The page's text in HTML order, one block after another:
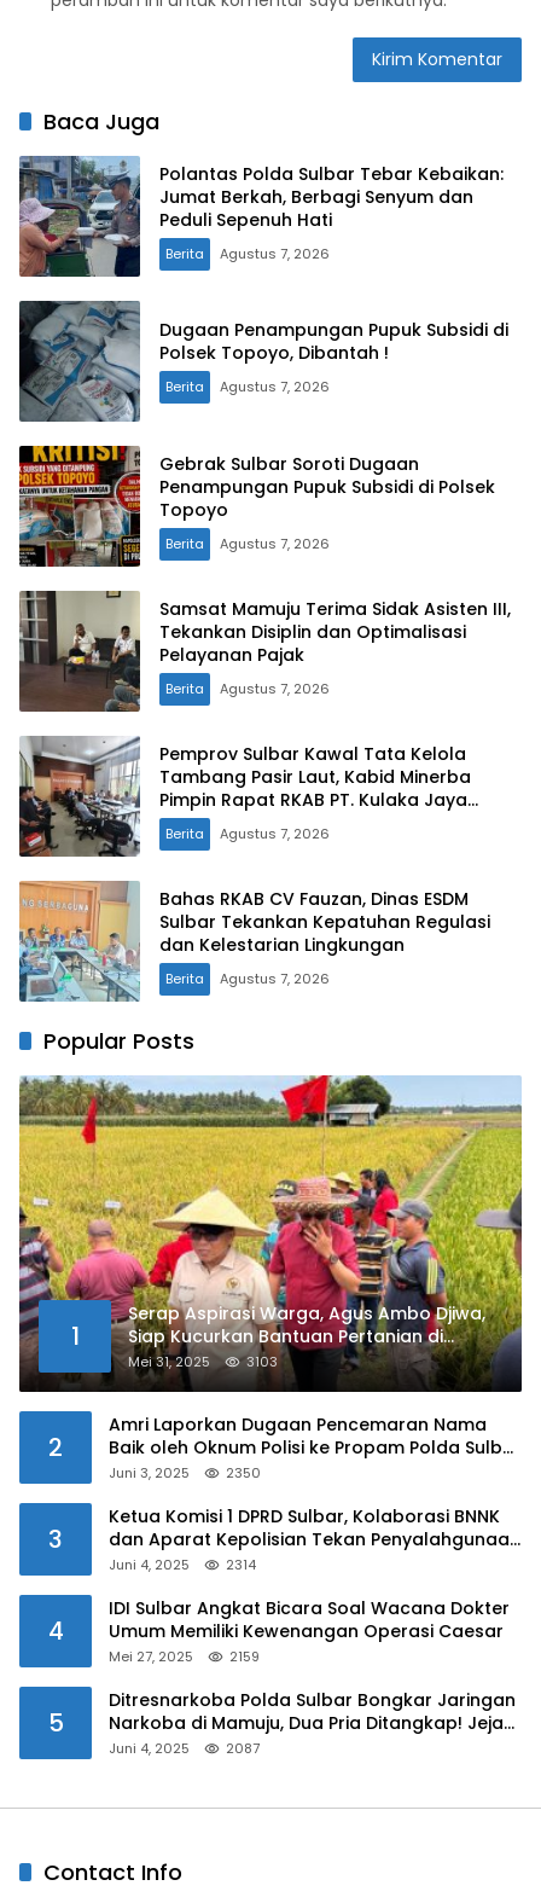
Baca Juga
Polantas Polda Sulbar Tebar Kebaikan:
Jumat Berkah, Berbagi Senyum dan
Peduli Sepenuh Hati
Berita Agustus 7, 2026
Dugaan Penampungan Pupuk Subsidi di
Polsek Topoyo, Dibantah !
Berita Agustus 7, 2026
Gebrak Sulbar Soroti Dugaan
Penampungan Pupuk Subsidi di Polsek
Topoyo
Berita Agustus 7, 2026
Samsat Mamuju Terima Sidak Asisten III,
Tekankan Disiplin dan Optimalisasi
Pelayanan Pajak
Berita Agustus 7, 2026
Pemprov Sulbar Kawal Tata Kelola
Tambang Pasir Laut, Kabid Minerba
Pimpin Rapat RKAB PT. Kulaka Jaya
Perkasa
Berita Agustus 7, 2026
Bahas RKAB CV Fauzan, Dinas ESDM
Sulbar Tekankan Kepatuhan Regulasi
Berita Agustus 7, 2026
Popular Posts
1
Serap Aspirasi Warga, Agus Ambo Djiwa,
Siap Kucurkan Bantuan Pertanian di
Kalukku
Mei 31, 2025 3103
2
Amri Laporkan Dugaan Pencemaran Nama
Baik oleh Oknum Polisi ke Propam Polda Sulbar
Juni 3, 2025 2350
3
Ketua Komisi 1 DPRD Sulbar, Kolaborasi BNNK
dan Aparat Kepolisian Tekan Penyalahgunaan
Juni 4, 2025 2314
4
IDI Sulbar Angkat Bicara Soal Wacana Dokter
Umum Memiliki Kewenangan Operasi Caesar
Mei 27, 2025 2159
5
Ditresnarkoba Polda Sulbar Bongkar Jaringan
Narkoba di Mamuju, Dua Pria Ditangkap! Jejak
Juni 4, 2025 2087
Contact Info